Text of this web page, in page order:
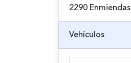
2290 Enmiendas
Vehículos